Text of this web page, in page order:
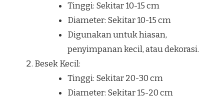
Tinggi: Sekitar 10-15 cm
Diameter: Sekitar 10-15 cm
Digunakan untuk hiasan,
penyimpanan kecil, atau dekorasi.
Besek Kecil:
Tinggi: Sekitar 20-30 cm
Diameter: Sekitar 15-20 cm